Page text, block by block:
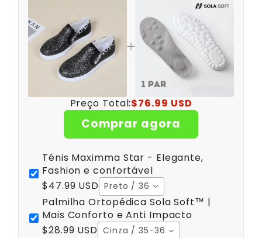
Preço Total:$76.99 USD
Comprar agora
Ténis Maximma Star - Elegante,
Fashion e confortável
$47.99 USD Preto / 36
Palmilha Ortopédica Sola Soft™ |
Mais Conforto e Anti Impacto
$28.99 USD Cinza / 35-36